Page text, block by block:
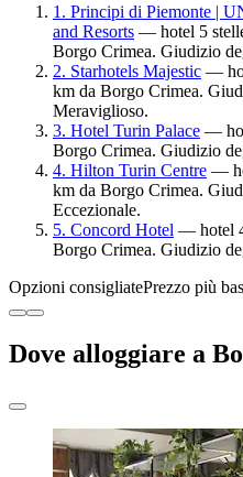
1. Principi di Piemonte |
and Resorts — hotel 5
Borgo Crimea. Giudizio
2. Starhotels Majestic —
km da Borgo Crimea.
Meraviglioso.
3. Hotel Turin Palace —
Borgo Crimea. Giudizio
4. Hilton Turin Centre —
km da Borgo Crimea.
Eccezionale.
5. Concord Hotel — hotel
Borgo Crimea. Giudizio
Opzioni consigliatePrezzo più
Dove alloggiare a